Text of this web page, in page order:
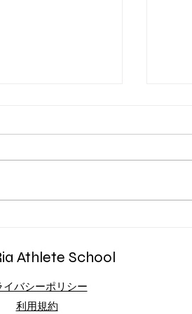
Athlete School
イバシーポリシー
​利用規約